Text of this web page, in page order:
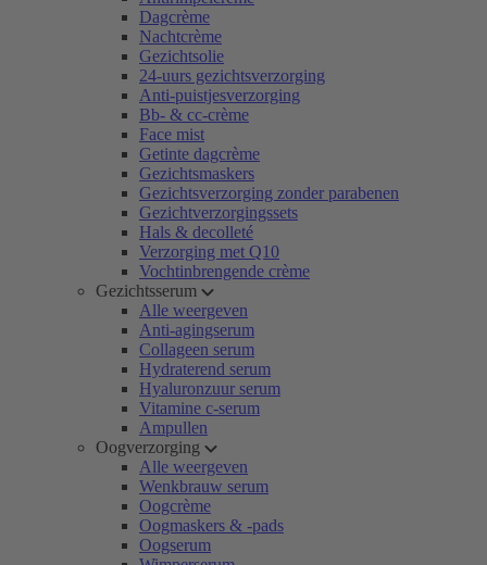
Dagcrème
Nachtcrème
Gezichtsolie
24-uurs gezichtsverzorging
Anti-puistjesverzorging
Bb- & cc-crème
Face mist
Getinte dagcrème
Gezichtsmaskers
Gezichtsverzorging zonder parabenen
Gezichtverzorgingssets
Hals & decolleté
Verzorging met Q10
Vochtinbrengende crème
Gezichtsserum
Alle weergeven
Anti-agingserum
Collageen serum
Hydraterend serum
Hyaluronzuur serum
Vitamine c-serum
Ampullen
Oogverzorging
Alle weergeven
Wenkbrauw serum
Oogcrème
Oogmaskers & -pads
Oogserum